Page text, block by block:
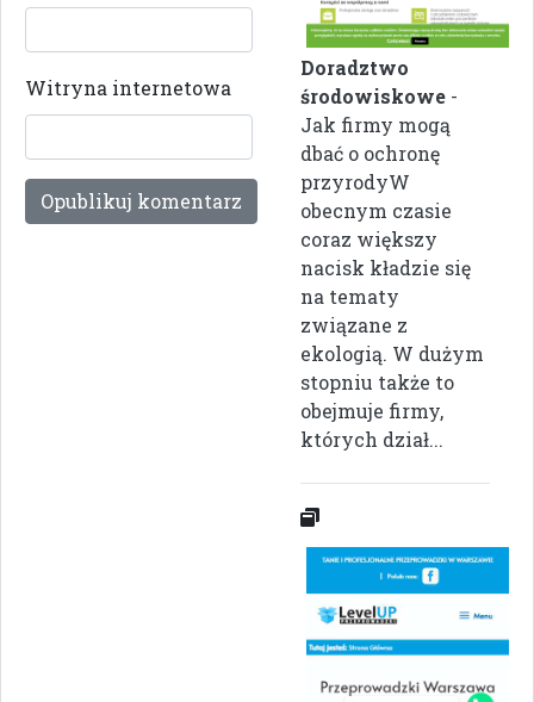
Witryna internetowa
Doradztwo
środowiskowe -
Jak firmy mogą
dbać o ochronę
przyrodyW
obecnym czasie
coraz większy
nacisk kładzie się
na tematy
związane z
ekologią. W dużym
stopniu także to
obejmuje firmy,
których dział...